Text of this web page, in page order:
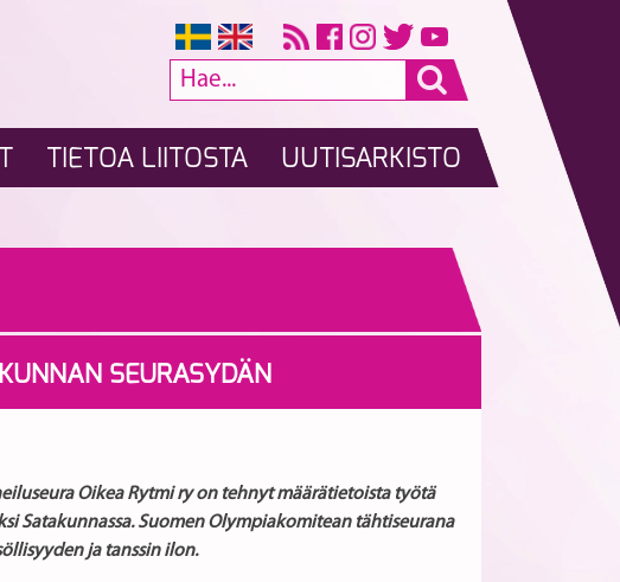
TIETOA LIITOSTA UUTISARKISTO
SEURASYDÄN
Oikea Rytmi ry on tehnyt määrätietoista työtä
Satakunnassa. Suomen Olympiakomitean tähtiseurana
ja tanssin ilon.